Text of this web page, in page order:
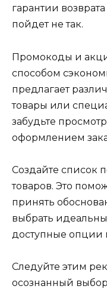
гарантии
пойдет не так.
Промокоды и
способом
предлагает
товары или
забудьте
оформлением
Создайте список
товаров. Это
принять
выбрать
доступные опции
Следуйте этим
осознанный